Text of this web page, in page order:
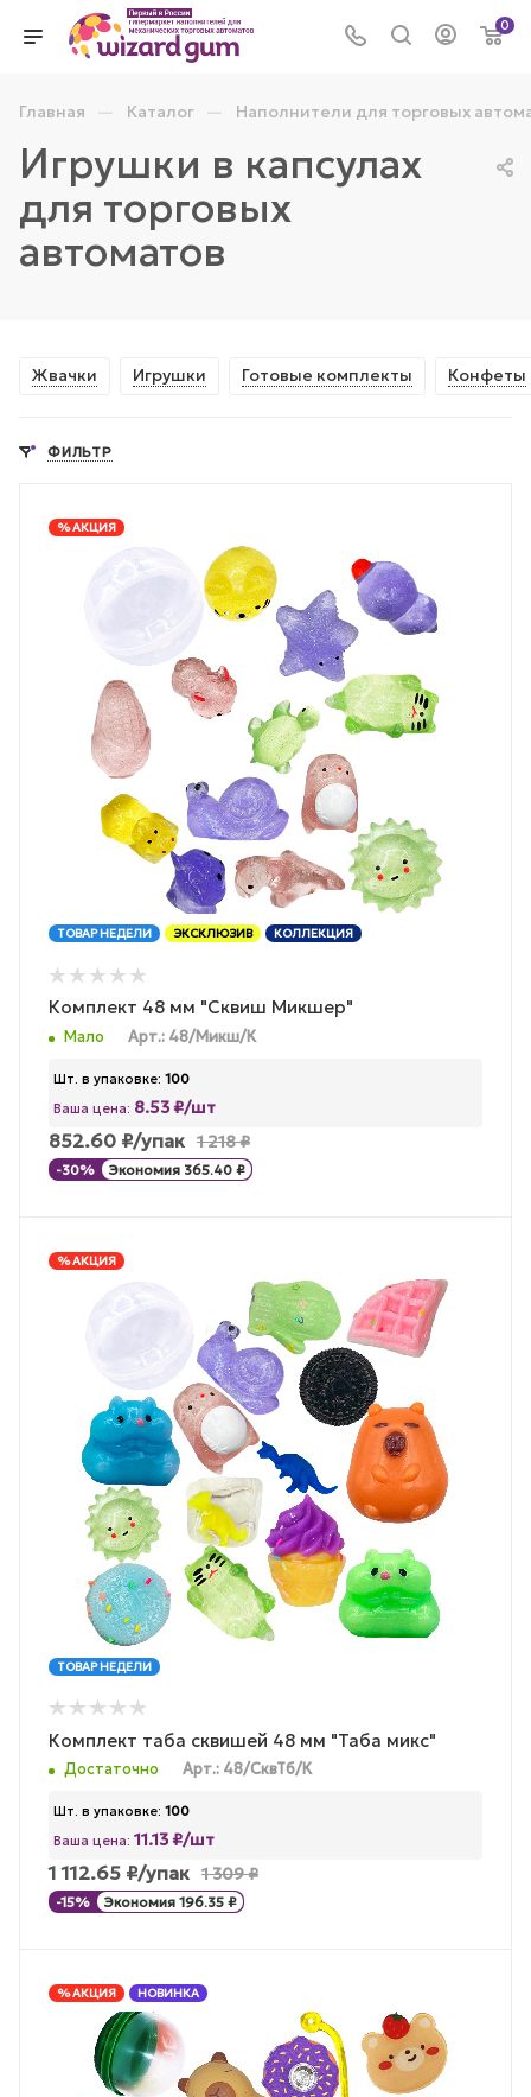
0
Главная — Каталог — Наполнители для торговых
Игрушки в капсулах
для торговых
автоматов
Жвачки Игрушки Готовые комплекты Конфеты
ФИЛЬТР
% АКЦИЯ
ТОВАР НЕДЕЛИ ЭКСКЛЮЗИВ КОЛЛЕКЦИЯ
Комплект 48 мм "Сквиш Микшер"
Мало Арт.: 48/Микш/К
Шт. в упаковке: 100
Ваша цена: 8.53 ₽/шт
852.60 ₽/упак 1 218₽
-30% Экономия 365.40 ₽
% АКЦИЯ
ТОВАР НЕДЕЛИ
Комплект таба сквишей 48 мм "Таба микс"
Достаточно Арт.: 48/СквТб/К
Шт. в упаковке: 100
Ваша цена: 11.13 ₽/шт
1 112.65 ₽/упак 1 309₽
-15% Экономия 196.35 ₽
% АКЦИЯ НОВИНКА